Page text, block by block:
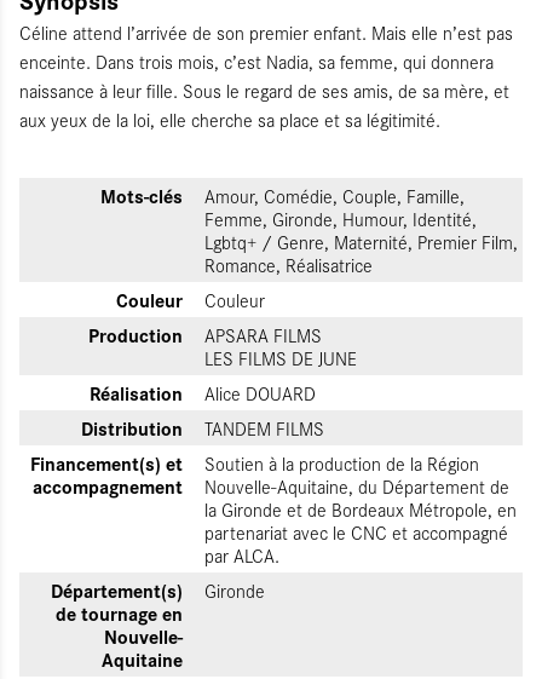
Céline attend l’arrivée de son premier enfant. Mais elle n’est pas
enceinte. Dans trois mois, c’est Nadia, sa femme, qui donnera
naissance à leur fille. Sous le regard de ses amis, de sa mère, et
aux yeux de la loi, elle cherche sa place et sa légitimité.
Mots-clés
Amour, Comédie, Couple, Famille,
Femme, Gironde, Humour, Identité,
Lgbtq+ / Genre, Maternité, Premier Film,
Romance, Réalisatrice
Couleur Couleur
Production
APSARA FILMS
LES FILMS DE JUNE
Réalisation Alice DOUARD
Distribution TANDEM FILMS
Financement(s) et
accompagnement
Soutien à la production de la Région
Nouvelle-Aquitaine, du Département de
la Gironde et de Bordeaux Métropole, en
partenariat avec le CNC et accompagné
par ALCA.
Département(s)
de tournage en
Nouvelle-
Aquitaine
Gironde